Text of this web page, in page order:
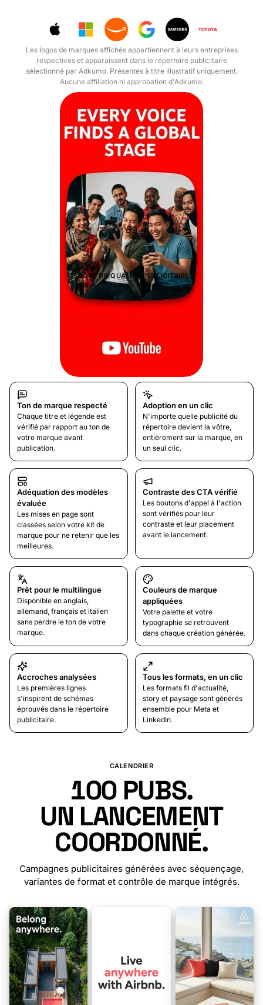
Les logos de marques affichés appartiennent à leurs entreprises
respectives et apparaissent dans le répertoire publicitaire
sélectionné par Adkumo. Présentés à titre illustratif uniquement.
Aucune affiliation ni approbation d'Adkumo.
0
SCORE DE QUALITÉ PUBLICITAIRE
Ton de marque respecté
Chaque titre et légende est
vérifié par rapport au ton de
votre marque avant
publication.
Adoption en un clic
N'importe quelle publicité du
répertoire devient la vôtre,
entièrement sur la marque, en
un seul clic.
Adéquation des modèles
évaluée
Les mises en page sont
classées selon votre kit de
marque pour ne retenir que les
meilleures.
Contraste des CTA vérifié
Les boutons d'appel à l'action
sont vérifiés pour leur
contraste et leur placement
avant le lancement.
Prêt pour le multilingue
Disponible en anglais,
allemand, français et italien
sans perdre le ton de votre
marque.
Couleurs de marque
appliquées
Votre palette et votre
typographie se retrouvent
dans chaque création générée.
Accroches analysées
Les premières lignes
s'inspirent de schémas
éprouvés dans le répertoire
publicitaire.
Tous les formats, en un clic
Les formats fil d'actualité,
story et paysage sont générés
ensemble pour Meta et
LinkedIn.
CALENDRIER
100 PUBS.
UN LANCEMENT
COORDONNÉ.
Campagnes publicitaires générées avec séquençage,
variantes de format et contrôle de marque intégrés.